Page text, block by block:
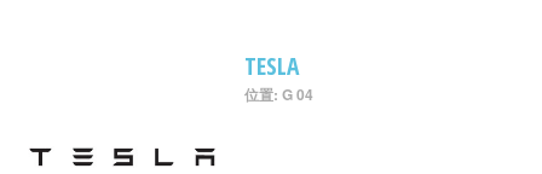
TESLA
位置: G 04